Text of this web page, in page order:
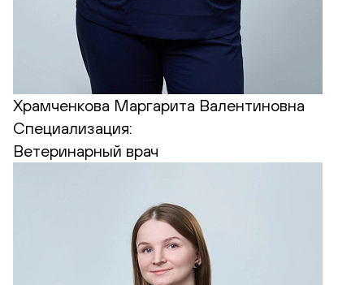
Храмченкова Маргарита Валентиновна
Специализация:
Ветеринарный врач